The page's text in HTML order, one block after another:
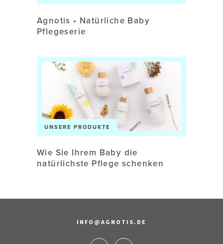
Agnotis • Natürliche Baby
Pflegeserie
UNSERE PRODUKTE
Wie Sie Ihrem Baby die
natürlichste Pflege schenken
INFO@AGNOTIS.DE